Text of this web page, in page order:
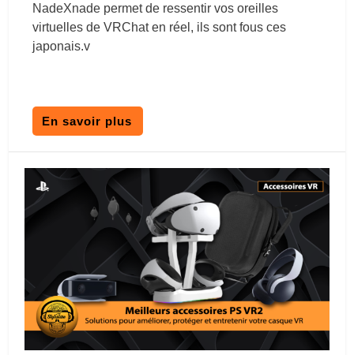
NadeXnade permet de ressentir vos oreilles
virtuelles de VRChat en réel, ils sont fous ces
japonais.v
En savoir plus